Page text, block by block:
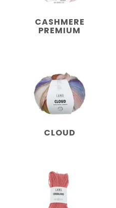
CASHMERE
PREMIUM
CLOUD